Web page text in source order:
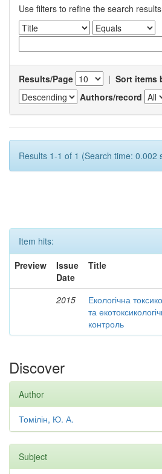
Use filters to refine the search
Results/Page | Sort items
Authors/record
Results 1-1 of 1 (Search time: 0.002
Item hits:
Preview
Issue
Date
Title
2015
Екологічна
та
контроль
Discover
Author
Томілін, Ю. А.
Subject